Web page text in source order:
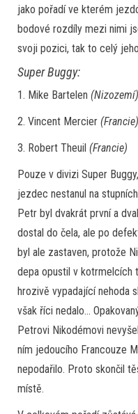
jako pořadí ve kterém
bodové rozdíly mezi nimi
svoji pozici, tak to celý
Super Buggy:
1. Mike Bartelen (Nizozemí)
2. Vincent Mercier (Francie)
3. Robert Theuil (Francie)
Pouze v divizi Super
jezdec nestanul na
Petr byl dvakrát první a
dostal do čela, ale po
byl ale zastaven, protože
depa opustil v kotrmelcích
hrozivě vypadající nehoda
však říci nedalo…
Petrovi Nikodémovi
ním jedoucího Francouze
nepodařilo. Proto skončil
místě.